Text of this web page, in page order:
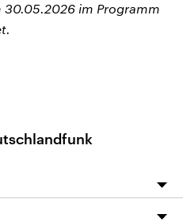
30.05.2026 im Programm